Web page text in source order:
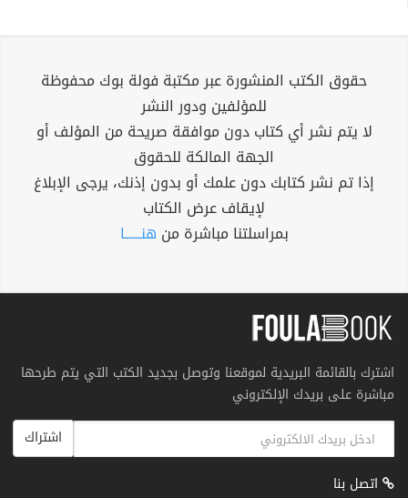
حقوق الكتب المنشورة عبر مكتبة فولة بوك محفوظة
للمؤلفين ودور النشر
لا يتم نشر أي كتاب دون موافقة صريحة من المؤلف أو
الجهة المالكة للحقوق
إذا تم نشر كتابك دون علمك أو بدون إذنك، يرجى الإبلاغ
لإيقاف عرض الكتاب
بمراسلتنا مباشرة من هنــــــا
اشترك بالقائمة البريدية لموقعنا وتوصل بجديد الكتب التي يتم طرحها
مباشرة على بريدك الإلكتروني
اشتراك
اتصل بنا